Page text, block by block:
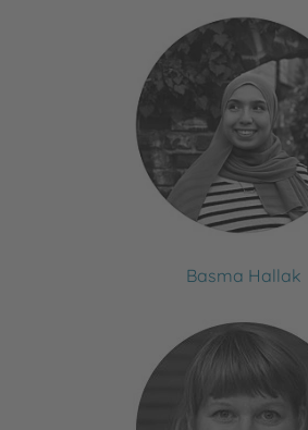
Basma Hallak